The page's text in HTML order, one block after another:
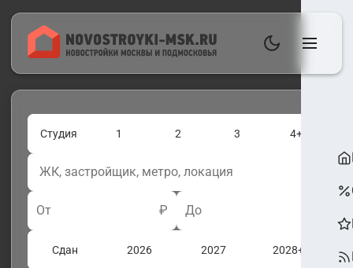
Студия 1 2 3 4+
От ₽ До
Сдан 2026 2027 2028+